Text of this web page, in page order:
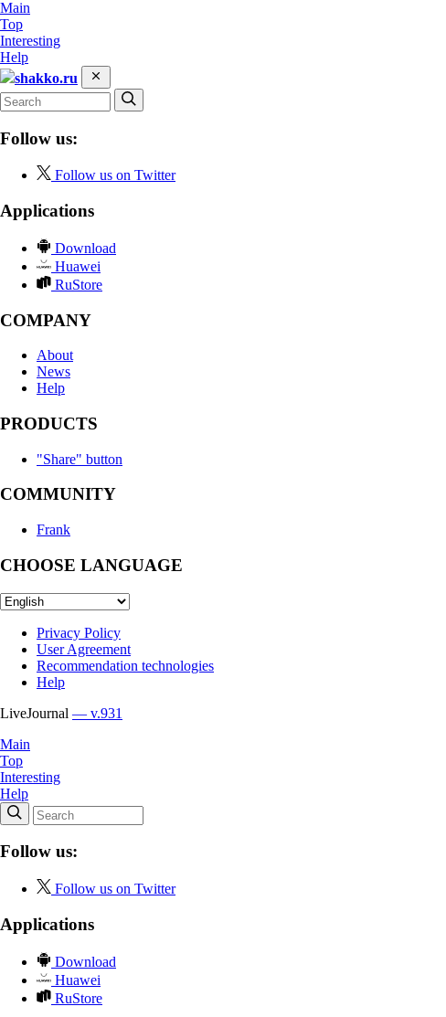
Main
Top
Interesting
Help
shakko.ru
Follow us:
Follow us on Twitter
Applications
Download
Huawei
RuStore
COMPANY
About
News
Help
PRODUCTS
"Share" button
COMMUNITY
Frank
CHOOSE LANGUAGE
Privacy Policy
User Agreement
Recommendation technologies
Help
LiveJournal — v.931
Main
Top
Interesting
Help
Follow us:
Follow us on Twitter
Applications
Download
Huawei
RuStore